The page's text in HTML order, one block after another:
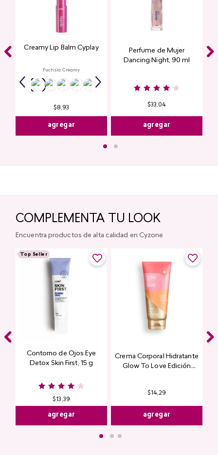
Creamy Lip Balm Cyplay
Fuchsia Creamy
$8,93
agregar
Perfume de Mujer
Dancing Night, 90 ml
$33,04
agregar
COMPLEMENTA TU LOOK
Encuentra productos de alta calidad en Cyzone
Top Seller
Contorno de Ojos Eye
Detox Skin First, 15 g
$13,39
agregar
Crema Corporal Hidratante
Glow To Love Edición
$14,29
agregar